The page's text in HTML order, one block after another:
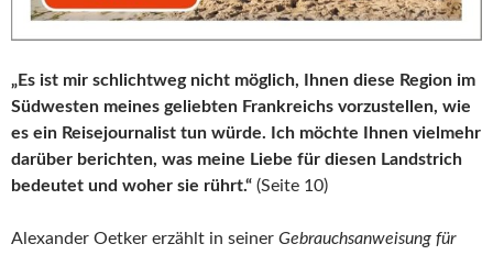
„Es ist mir schlichtweg nicht möglich, Ihnen diese Region im
Südwesten meines geliebten Frankreichs vorzustellen, wie
es ein Reisejournalist tun würde. Ich möchte Ihnen vielmehr
darüber berichten, was meine Liebe für diesen Landstrich
bedeutet und woher sie rührt.“ (Seite 10)
Alexander Oetker erzählt in seiner Gebrauchsanweisung für